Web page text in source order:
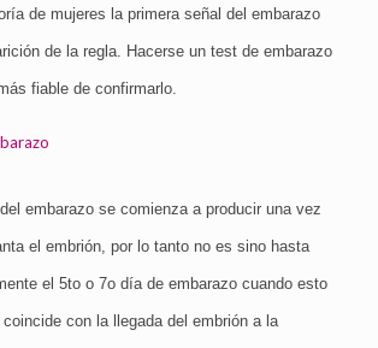
de mujeres la primera señal del embarazo
de la regla. Hacerse un test de embarazo
fiable de confirmarlo.
embarazo se comienza a producir una vez
el embrión, por lo tanto no es sino hasta
el 5to o 7o día de embarazo cuando esto
con la llegada del embrión a la